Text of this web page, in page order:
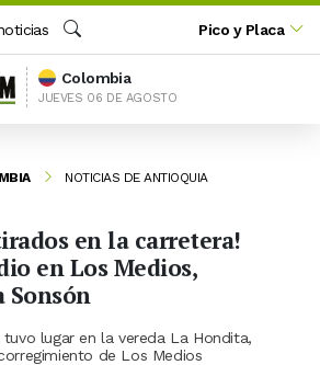
Buscar
Pico y Placa
Colombia
JUEVES 06 DE AGOSTO
NOTICIAS DE ANTIOQUIA
en la carretera!
en Los Medios,
Sonsón
lugar en la vereda La Hondita,
de Los Medios